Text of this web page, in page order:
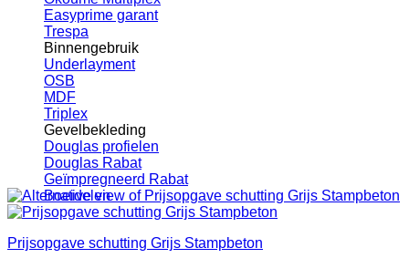
Easyprime garant
Trespa
Binnengebruik
Underlayment
OSB
MDF
Triplex
Gevelbekleding
Douglas profielen
Douglas Rabat
Geïmpregneerd Rabat
Boeidelen
Prijsopgave schutting Grijs Stampbeton